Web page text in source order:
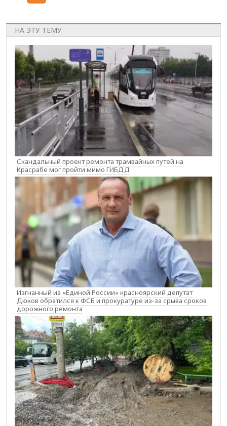
НА ЭТУ ТЕМУ
Скандальный проект ремонта трамвайных путей на
Красрабе мог пройти мимо ГИБДД
Изгнанный из «Единой России» красноярский депутат
Дюков обратился к ФСБ и прокуратуре из-за срыва сроков
дорожного ремонта